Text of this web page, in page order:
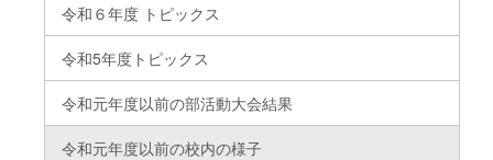
令和６年度 トピックス
令和5年度トピックス
令和元年度以前の部活動大会結果
令和元年度以前の校内の様子